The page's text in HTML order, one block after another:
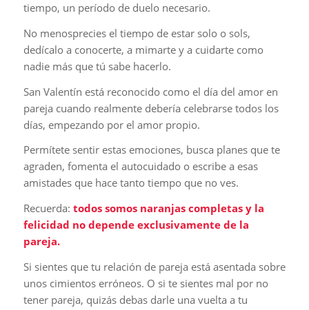
tiempo, un período de duelo necesario.
No menosprecies el tiempo de estar solo o sols,
dedícalo a conocerte, a mimarte y a cuidarte como
nadie más que tú sabe hacerlo.
San Valentín está reconocido como el día del amor en
pareja cuando realmente debería celebrarse todos los
días, empezando por el amor propio.
Permítete sentir estas emociones, busca planes que te
agraden, fomenta el autocuidado o escribe a esas
amistades que hace tanto tiempo que no ves.
Recuerda: todos somos naranjas completas y la
felicidad no depende exclusivamente de la
pareja.
Si sientes que tu relación de pareja está asentada sobre
unos cimientos erróneos. O si te sientes mal por no
tener pareja, quizás debas darle una vuelta a tu